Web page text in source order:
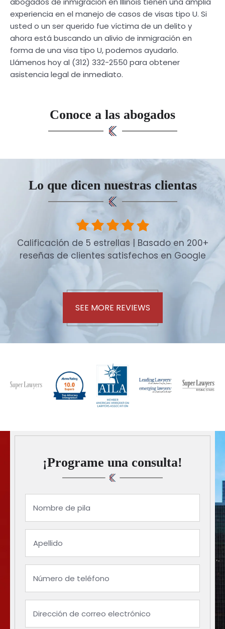
experiencia en el manejo de casos de visas tipo U. Si
usted o un ser querido fue víctima de un delito y
ahora está buscando un alivio de inmigración en
forma de una visa tipo U, podemos ayudarlo.
Llámenos hoy al (312) 332-2550 para obtener
asistencia legal de inmediato.
Conoce a las abogados
Lo que dicen nuestras clientas
Calificación de 5 estrellas | Basado en 200+
reseñas de clientes satisfechos en Google
SEE MORE REVIEWS
¡Programe una consulta!